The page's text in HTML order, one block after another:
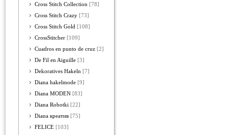
Cross Stitch Collection [78]
Cross Stitch Crazy [73]
Cross Stitch Gold [108]
CrossStitcher [109]
Cuadros en punto de cruz [2]
De Fil en Aiguille [3]
Dekoratives Hakeln [7]
Diana hakelmode [9]
Diana MODEN [83]
Diana Robotki [22]
Diana креатив [75]
FELICE [103]